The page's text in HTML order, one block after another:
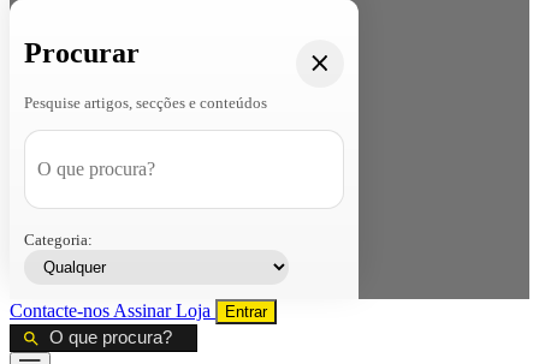
Procurar
Pesquise artigos, secções e conteúdos
Categoria:
Contacte-nos AssinarLoja Entrar